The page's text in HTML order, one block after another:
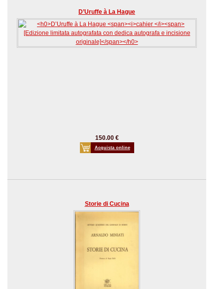
D’Uruffe à La Hague
150.00 €
Acquista online
Storie di Cucina